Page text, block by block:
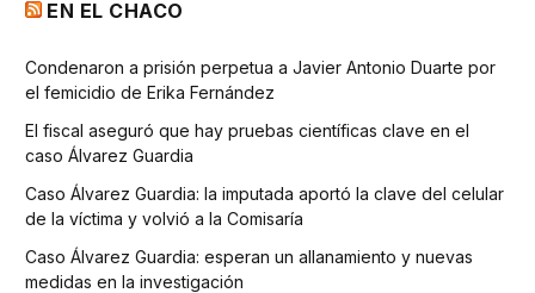
EN EL CHACO
Condenaron a prisión perpetua a Javier Antonio Duarte por
el femicidio de Erika Fernández
El fiscal aseguró que hay pruebas científicas clave en el
caso Álvarez Guardia
Caso Álvarez Guardia: la imputada aportó la clave del celular
de la víctima y volvió a la Comisaría
Caso Álvarez Guardia: esperan un allanamiento y nuevas
medidas en la investigación